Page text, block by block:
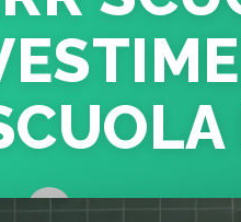
Francesco Aliprandi